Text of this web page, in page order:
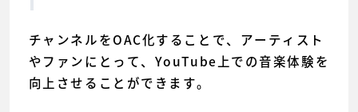
チャンネルをOAC化することで、アーティスト
やファンにとって、YouTube上での音楽体験を
向上させることができます。